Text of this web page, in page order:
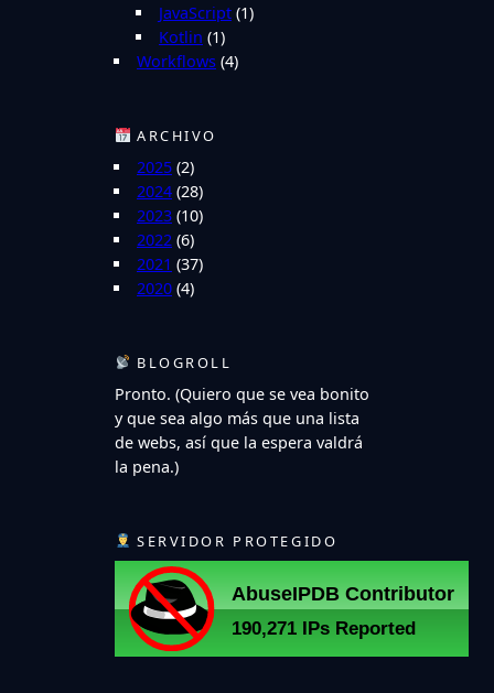
JavaScript (1)
Kotlin (1)
Workflows (4)
ARCHIVO
2025 (2)
2024 (28)
2023 (10)
2022 (6)
2021 (37)
2020 (4)
BLOGROLL
Pronto. (Quiero que se vea bonito
y que sea algo más que una lista
de webs, así que la espera valdrá
la pena.)
SERVIDOR PROTEGIDO